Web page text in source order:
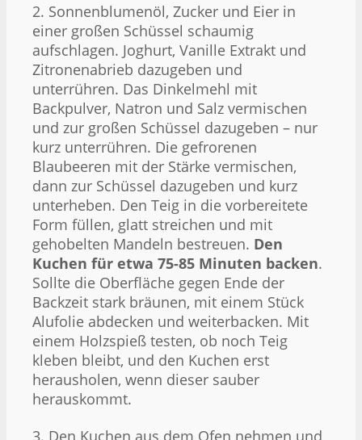
2. Sonnenblumenöl, Zucker und Eier in
einer großen Schüssel schaumig
aufschlagen. Joghurt, Vanille Extrakt und
Zitronenabrieb dazugeben und
unterrühren. Das Dinkelmehl mit
Backpulver, Natron und Salz vermischen
und zur großen Schüssel dazugeben – nur
kurz unterrühren. Die gefrorenen
Blaubeeren mit der Stärke vermischen,
dann zur Schüssel dazugeben und kurz
unterheben. Den Teig in die vorbereitete
Form füllen, glatt streichen und mit
gehobelten Mandeln bestreuen. Den
Kuchen für etwa 75-85 Minuten backen.
Sollte die Oberfläche gegen Ende der
Backzeit stark bräunen, mit einem Stück
Alufolie abdecken und weiterbacken. Mit
einem Holzspieß testen, ob noch Teig
kleben bleibt, und den Kuchen erst
herausholen, wenn dieser sauber
herauskommt.